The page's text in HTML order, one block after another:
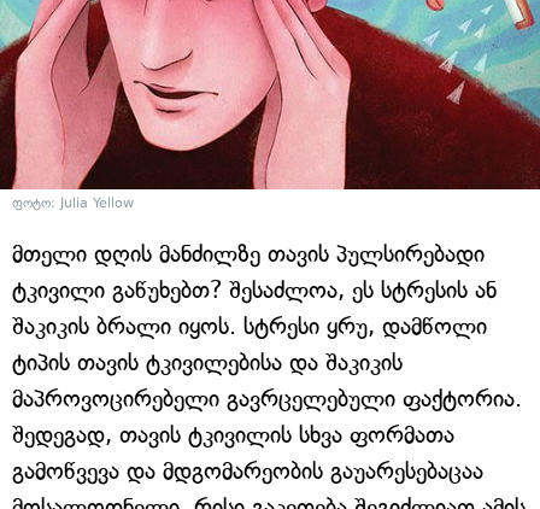
ფოტო: Julia Yellow
მთელი დღის მანძილზე თავის პულსირებადი
ტკივილი გაწუხებთ? შესაძლოა, ეს სტრესის ან
შაკიკის ბრალი იყოს. სტრესი ყრუ, დამწოლი
ტიპის თავის ტკივილებისა და შაკიკის
მაპროვოცირებელი გავრცელებული ფაქტორია.
შედეგად, თავის ტკივილის სხვა ფორმათა
გამოწვევა და მდგომარეობის გაუარესებაცაა